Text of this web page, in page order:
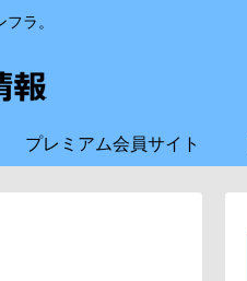
ラ。
プレミアム会員サイト